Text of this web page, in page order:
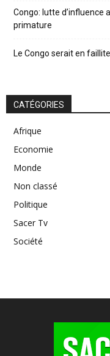
Congo: lutte d’influence
primature
Le Congo serait en
CATÉGORIES
Afrique
Economie
Monde
Non classé
Politique
Sacer Tv
Société